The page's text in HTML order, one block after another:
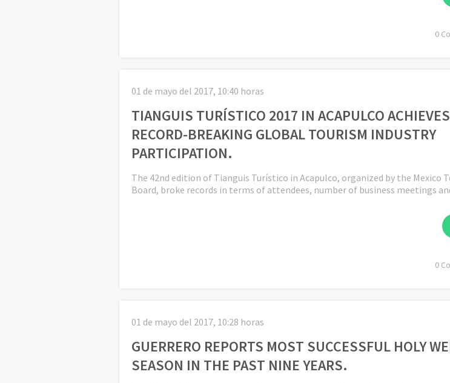
0
01 de mayo del 2017, 10:40 horas
TIANGUIS TURÍSTICO 2017 IN ACAPULCO ACHIEVES
RECORD-BREAKING GLOBAL TOURISM INDUSTRY
PARTICIPATION.
The 42nd edition of Tianguis Turístico in Acapulco, organized by the Mexico
Board, broke records in terms of attendees, number of business meetings
0
01 de mayo del 2017, 10:28 horas
GUERRERO REPORTS MOST SUCCESSFUL HOLY
SEASON IN THE PAST NINE YEARS.